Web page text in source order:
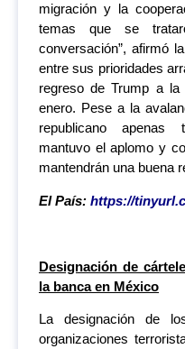
migración y la
temas que se
conversación”, afirmó
entre sus prioridades
regreso de Trump a
enero. Pese a la
republicano apenas
mantuvo el aplomo y
mantendrán una buena
El País: https://
Designación de
la banca en México
La designación de
organizaciones